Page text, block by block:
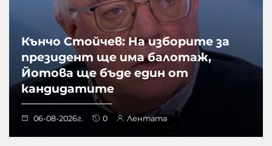
Кънчо Стойчев: На изборите за
президент ще има балотаж,
Йотова ще бъде един от
кандидатите
06-08-2026г. 0 Лентата